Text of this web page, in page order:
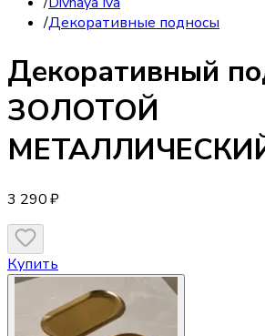
/Декоративные подносы
Декоративный
ЗОЛОТОЙ
3 290 ₽
Купить